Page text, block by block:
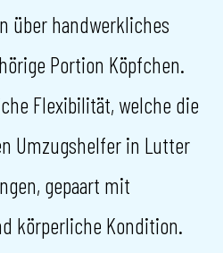
über handwerkliches
Portion Köpfchen.
Flexibilität, welche die
Umzugshelfer in Lutter
gepaart mit
körperliche Kondition.